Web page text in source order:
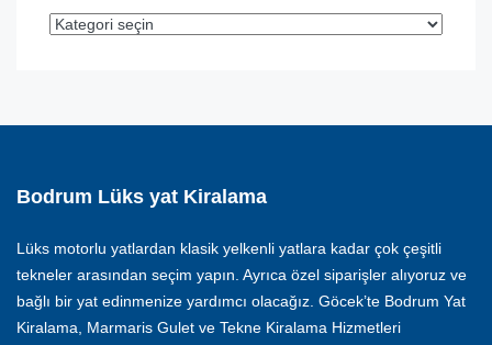
Bodrum Lüks yat Kiralama
Lüks motorlu yatlardan klasik yelkenli yatlara kadar çok çeşitli
tekneler arasından seçim yapın. Ayrıca özel siparişler alıyoruz ve
bağlı bir yat edinmenize yardımcı olacağız. Göcek’te Bodrum Yat
Kiralama, Marmaris Gulet ve Tekne Kiralama Hizmetleri